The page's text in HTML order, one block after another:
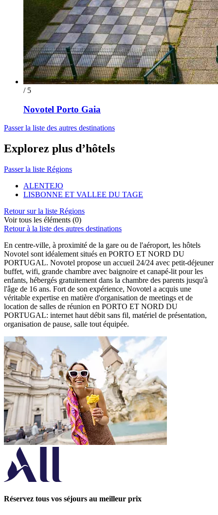
/ 5
Novotel Porto Gaia
Passer la liste des autres destinations
Explorez plus d’hôtels
Passer la liste Régions
ALENTEJO
LISBONNE ET VALLEE DU TAGE
Retour sur la liste Régions
Voir tous les éléments (0)
Retour à la liste des autres destinations
En centre-ville, à proximité de la gare ou de l'aéroport, les hôtels
Novotel sont idéalement situés en PORTO ET NORD DU
PORTUGAL. Novotel propose un accueil 24/24 avec petit-déjeuner
buffet, wifi, grande chambre avec baignoire et canapé-lit pour les
enfants, hébergés gratuitement dans la chambre des parents jusqu'à
l'âge de 16 ans. Fort de son expérience, Novotel a acquis une
véritable expertise en matière d'organisation de meetings et de
location de salles de réunion en PORTO ET NORD DU
PORTUGAL: internet haut débit sans fil, matériel de présentation,
organisation de pause, salle tout équipée.
Réservez tous vos séjours au meilleur prix